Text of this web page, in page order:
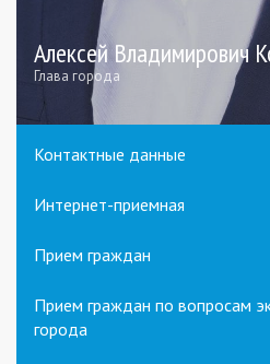
Алексей Владимирович
Глава города
Контактные данные
Интернет-приемная
Прием граждан
Прием граждан по вопросам
города